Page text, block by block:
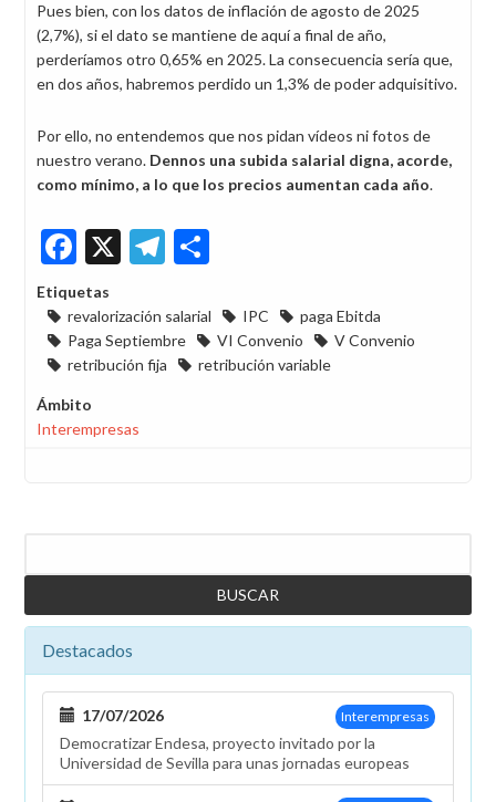
Pues bien, con los datos de inflación de agosto de 2025
(2,7%), si el dato se mantiene de aquí a final de año,
perderíamos otro 0,65% en 2025. La consecuencia sería que,
en dos años, habremos perdido un 1,3% de poder adquisitivo.
Por ello, no entendemos que nos pidan vídeos ni fotos de
nuestro verano. Dennos una subida salarial digna, acorde,
como mínimo, a lo que los precios aumentan cada año.
Facebook
X Telegram
Etiquetas
revalorización salarial
IPC
paga Ebitda
Paga Septiembre
VI Convenio
V Convenio
retribución fija
retribución variable
Ámbito
Interempresas
Destacados
Interempresas
17/07/2026
Democratizar Endesa, proyecto invitado por la
Universidad de Sevilla para unas jornadas europeas